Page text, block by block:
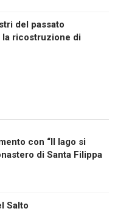
del passato
la ricostruzione di
con “Il lago si
di Santa Filippa
Salto